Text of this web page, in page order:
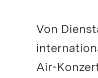
Von
Air-